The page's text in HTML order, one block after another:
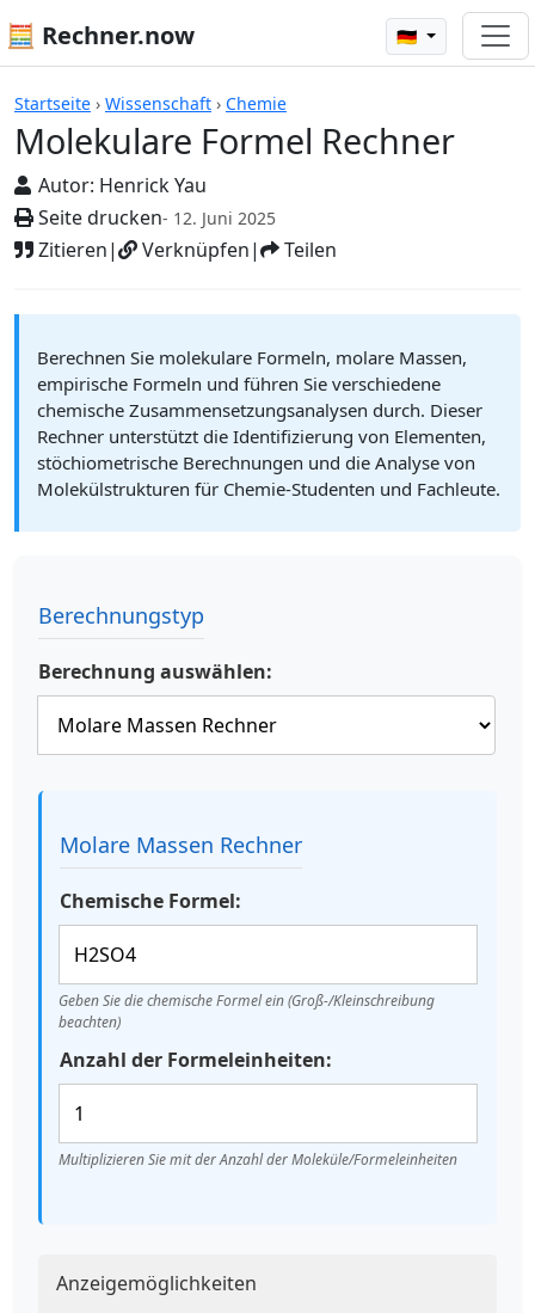
🧮 Rechner.now 🇩🇪
Startseite › Wissenschaft › Chemie
Molekulare Formel Rechner
Autor: Henrick Yau
Seite drucken- 12. Juni 2025
Zitieren| Verknüpfen| Teilen
Rechner
Berechnen Sie molekulare Formeln, molare Massen,
empirische Formeln und führen Sie verschiedene
chemische Zusammensetzungsanalysen durch. Dieser
Rechner unterstützt die Identifizierung von Elementen,
stöchiometrische Berechnungen und die Analyse von
Molekülstrukturen für Chemie-Studenten und Fachleute.
Berechnungstyp
Berechnung auswählen:
Molare Massen Rechner
Chemische Formel:
Geben Sie die chemische Formel ein (Groß-/Kleinschreibung
beachten)
Anzahl der Formeleinheiten:
Multiplizieren Sie mit der Anzahl der Moleküle/Formeleinheiten
Anzeigemöglichkeiten